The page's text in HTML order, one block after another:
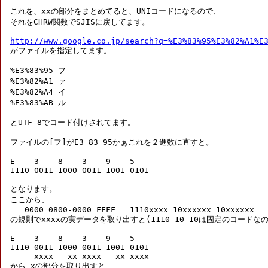
これを、xxの部分をまとめてると、UNIコードになるので、
それをCHRW関数でSJISに戻してます。
http://www.google.co.jp/
がファイルを指定してます。
%E3%83%95 フ
%E3%82%A1 ァ
%E3%82%A4 イ
%E3%83%AB ル
とUTF-8でコード付けされてます。
ファイルの[フ]がE3 83 95かぁこれを２進数に直すと。
E    3    8    3    9    5
1110 0011 1000 0011 1001 0101
となります。
ここから、
   0000 0800-0000 FFFF   1110xxxx 10xxxxxx 10xxxxxx
の規則でxxxxの実データを取り出すと(1110 10 10は固定のコードな
E    3    8    3    9    5
1110 0011 1000 0011 1001 0101
     xxxx   xx xxxx   xx xxxx
から xの部分を取り出すと、